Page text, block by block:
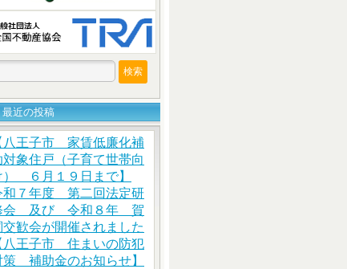
最近の投稿
八王子市 家賃低廉化補
対象住戸（子育て世帯向
） ６月１９日まで】
和７年度 第二回法定研
会 及び 令和８年 賀
交歓会が開催されました
八王子市 住まいの防犯
策 補助金のお知らせ】